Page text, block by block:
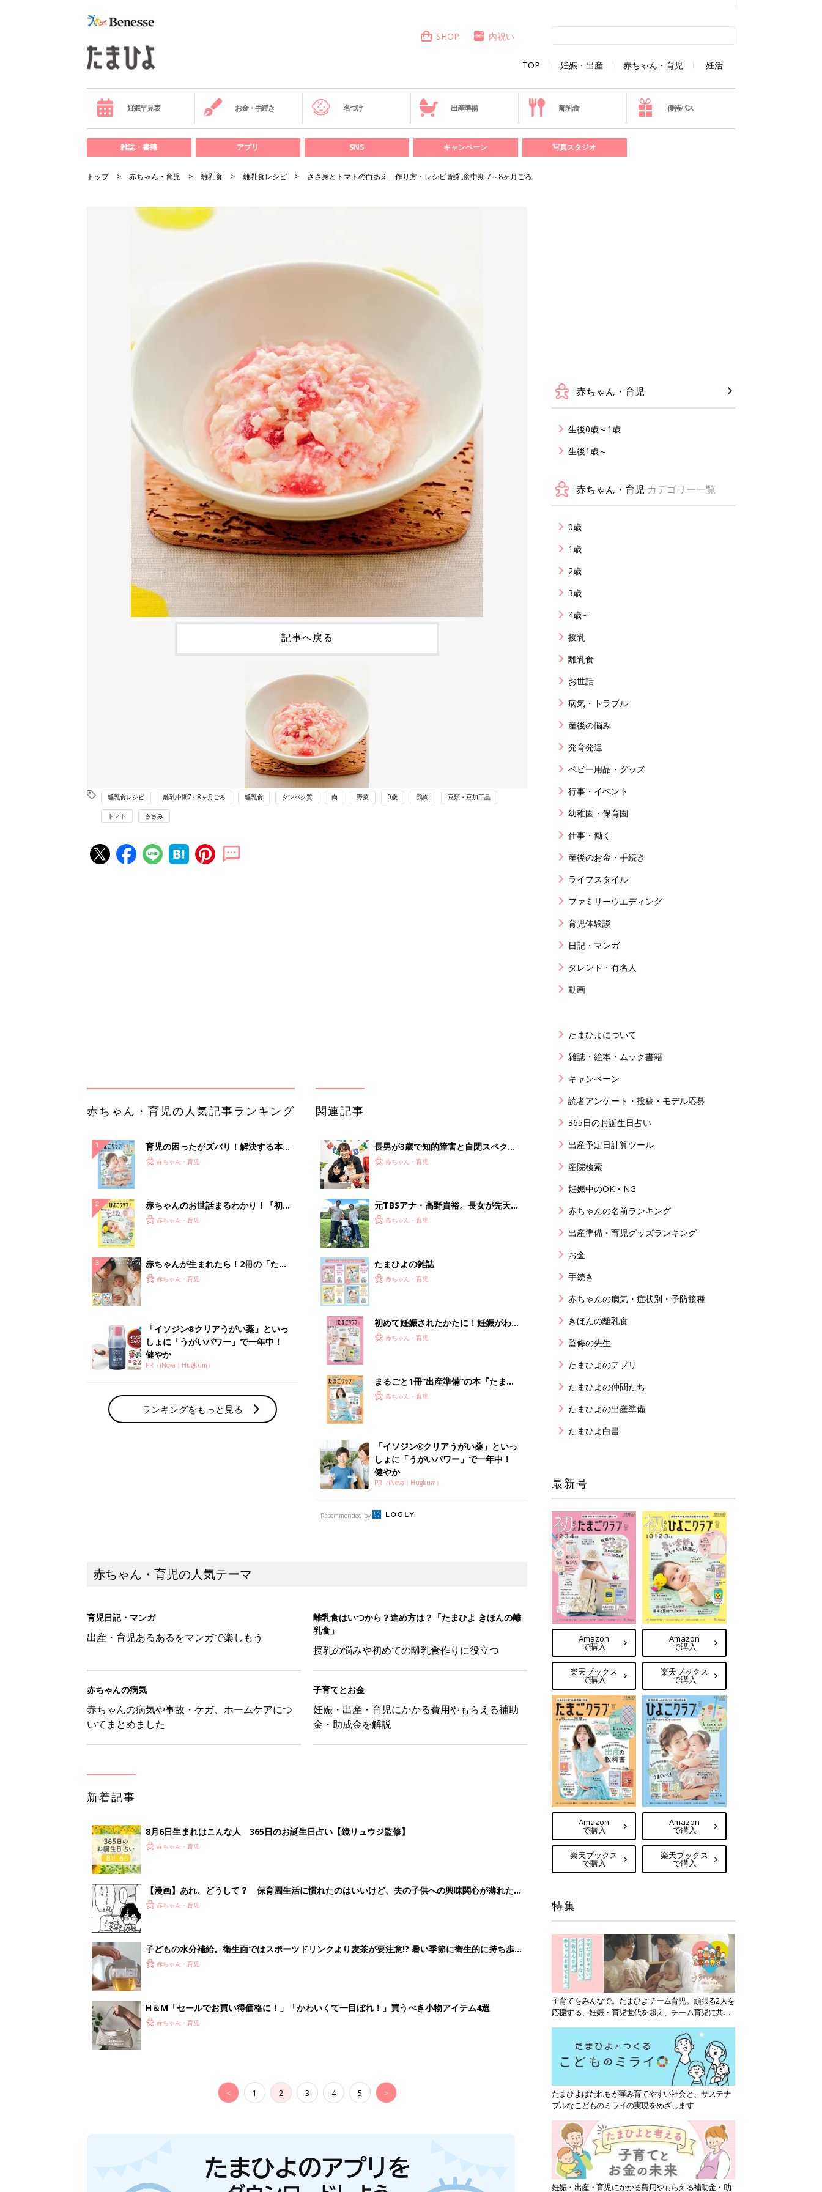
TOP 妊娠・出産 赤ちゃん・育児 妊活
SHOP 内祝い
妊娠早見表 お金・手続き 名づけ 出産準備 離乳食 優待パス
雑誌・書籍 アプリ SNS キャンペーン 写真スタジオ
トップ 赤ちゃん・育児 離乳食 離乳食レシピ ささ身とトマトの白あえ 作り方・レシピ 離乳食中期 7～8ヶ月ごろ
記事へ戻る
離乳食レシピ 離乳中期7～8ヶ月ごろ 離乳食 タンパク質 肉 野菜 0歳 鶏肉 豆類・豆加工品
トマト ささみ
しょに「うがいパワー」で一年中！
健やか
PR（iNova｜Hugkum）
ランキングをもっと見る
クラブ 夏号』
夫婦で予習する 出産の教科書
しょに「うがいパワー」で一年中！
健やか
PR（iNova｜Hugkum）
赤ちゃん・育児の人気テーマ
育児日記・マンガ
離乳食はいつから？進め方は？「たまひよ きほんの離
授乳の悩みや初めての離乳食作りに役立つ
子育てとお金
妊娠・出産・育児にかかる費用やもらえる補助
金・助成金を解説
8月6日生まれはこんな人 365日のお誕生日占い【鏡リュウジ監修】
赤ちゃん・育児
【漫画】あれ、どうして？ 保育園生活に慣れたのはいいけど、夫の子供への興味関心が薄れた気
赤ちゃん・育児
子どもの水分補給。衛生面ではスポーツドリンクより麦茶が要注意!? 暑い季節に衛生的に持ち歩
< 2 3 4 5 >
赤ちゃん・育児
生後0歳～1歳
生後1歳～
赤ちゃん・育児 カテゴリー一覧
0歳
1歳
2歳
3歳
4歳～
授乳
離乳食
お世話
病気・トラブル
産後の悩み
発育発達
ベビー用品・グッズ
行事・イベント
幼稚園・保育園
仕事・働く
産後のお金・手続き
ライフスタイル
ファミリーウエディング
育児体験談
日記・マンガ
タレント・有名人
動画
たまひよについて
雑誌・絵本・ムック書籍
キャンペーン
読者アンケート・投稿・モデル応募
365日のお誕生日占い
出産予定日計算ツール
産院検索
妊娠中のOK・NG
赤ちゃんの名前ランキング
出産準備・育児グッズランキング
お金
手続き
赤ちゃんの病気・症状別・予防接種
きほんの離乳食
監修の先生
たまひよのアプリ
たまひよの仲間たち
たまひよの出産準備
たまひよ白書
最新号
Amazon
で購入
楽天ブックス
で購入
Amazon
で購入
楽天ブックス
で購入
Amazon
で購入
楽天ブックス
で購入
Amazon
で購入
楽天ブックス
で購入
特集
子育てをみんなで。たまひよチーム育児。頑張る2人を
応援する、妊娠・育児世代を超え、チーム育児に共感
たまひよはだれもが産み育てやすい社会と、サステナ
ブルなこどものミライの実現をめざします
妊娠・出産・育児にかかる費用やもらえる補助金・助